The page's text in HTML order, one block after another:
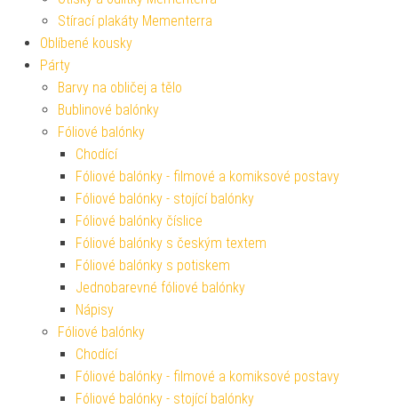
Stírací plakáty Mementerra
Oblíbené kousky
Párty
Barvy na obličej a tělo
Bublinové balónky
Fóliové balónky
Chodící
Fóliové balónky - filmové a komiksové postavy
Fóliové balónky - stojící balónky
Fóliové balónky číslice
Fóliové balónky s českým textem
Fóliové balónky s potiskem
Jednobarevné fóliové balónky
Nápisy
Fóliové balónky
Chodící
Fóliové balónky - filmové a komiksové postavy
Fóliové balónky - stojící balónky